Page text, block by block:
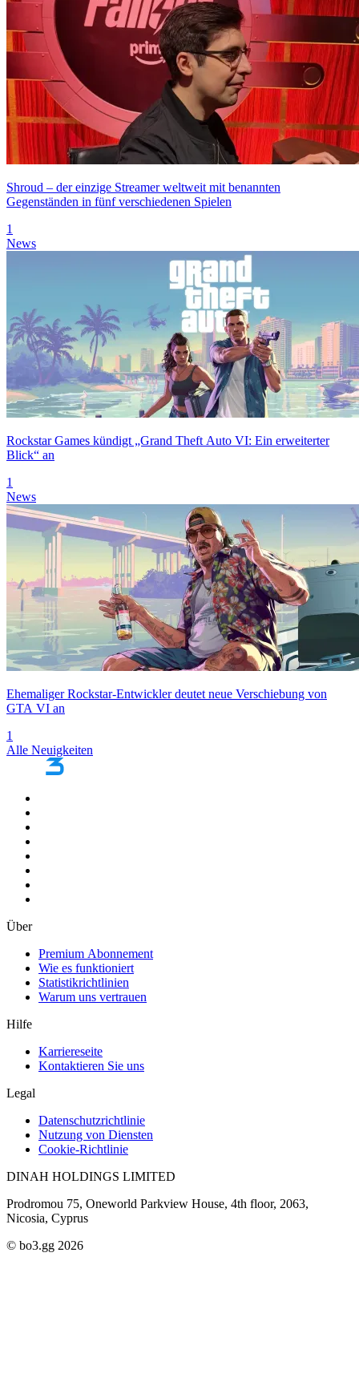
Shroud – der einzige Streamer weltweit mit benannten
Gegenständen in fünf verschiedenen Spielen
1
News
Rockstar Games kündigt „Grand Theft Auto VI: Ein erweiterter
Blick“ an
1
News
Ehemaliger Rockstar-Entwickler deutet neue Verschiebung von
GTA VI an
1
Alle Neuigkeiten
Über
Premium Abonnement
Wie es funktioniert
Statistikrichtlinien
Warum uns vertrauen
Hilfe
Karriereseite
Kontaktieren Sie uns
Legal
Datenschutzrichtlinie
Nutzung von Diensten
Cookie-Richtlinie
DINAH HOLDINGS LIMITED
Prodromou 75, Oneworld Parkview House, 4th floor, 2063,
Nicosia, Cyprus
© bo3.gg 2026